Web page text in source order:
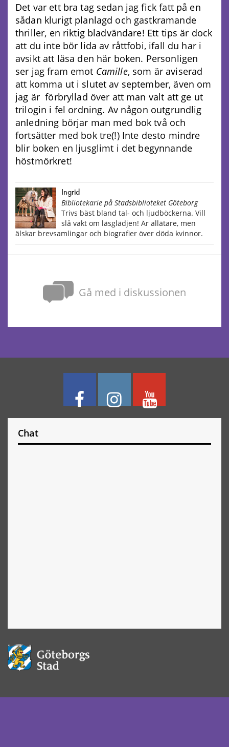
Det var ett bra tag sedan jag fick fatt på en
sådan klurigt planlagd och gastkramande
thriller, en riktig bladvändare! Ett tips är dock
att du inte bör lida av råttfobi, ifall du har i
avsikt att läsa den här boken. Personligen
ser jag fram emot Camille, som är aviserad
att komma ut i slutet av september, även om
jag är förbryllad över att man valt att ge ut
trilogin i fel ordning. Av någon outgrundlig
anledning börjar man med bok två och
fortsätter med bok tre(!) Inte desto mindre
blir boken en ljusglimt i det begynnande
höstmörkret!
Ingrid
Bibliotekarie på Stadsbiblioteket Göteborg
Trivs bäst bland tal- och ljudböckerna. Vill
slå vakt om läsglädjen! Är allätare, men
älskar brevsamlingar och biografier över döda kvinnor.
Gå med i diskussionen
Chat